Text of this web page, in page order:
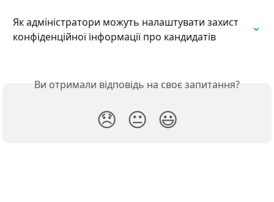
Як адміністратори можуть налаштувати захист
конфіденційної інформації про кандидатів
Ви отримали відповідь на своє запитання?
😞 😐 😃